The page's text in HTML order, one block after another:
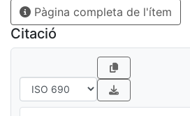
Pàgina completa de l'ítem
Citació